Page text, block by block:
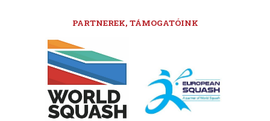
PARTNEREK, TÁMOGATÓINK